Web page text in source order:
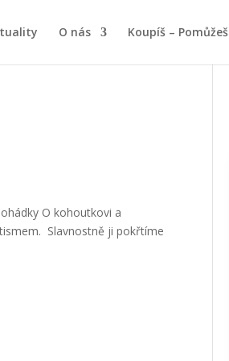
O nás Koupíš – Pomůžeš
O kohoutkovi a
Slavnostně ji pokřtíme